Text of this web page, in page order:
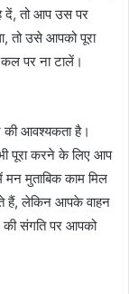
दें, तो आप उस पर
तो उसे आपको पूरा
पर ना टालें।
आवश्यकता है।
पूरा करने के लिए आप
मुताबिक काम मिल
हैं, लेकिन आपके वाहन
संगति पर आपको